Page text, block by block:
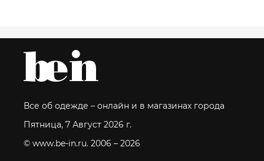
Все об одежде – онлайн и в магазинах города
Пятница, 7 Август 2026 г.
© www.be-in.ru. 2006 – 2026